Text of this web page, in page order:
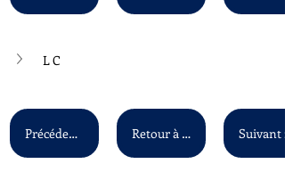
L C
Précédent : L B Retour à la liste principale